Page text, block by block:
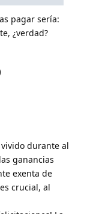
pagar sería:
¿verdad?
durante al
ganancias
exenta de
crucial, al